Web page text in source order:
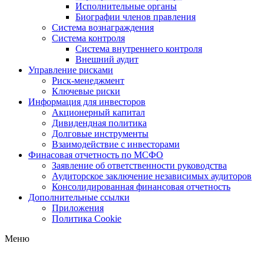
Исполнительные органы
Биографии членов правления
Система вознаграждения
Система контроля
Система внутреннего контроля
Внешний аудит
Управление рисками
Риск-менеджмент
Ключевые риски
Информация для инвесторов
Акционерный капитал
Дивидендная политика
Долговые инструменты
Взаимодействие с инвеcторами
Финасовая отчетность по МСФО
Заявление об ответственности руководства
Аудиторское заключение независимых аудиторов
Консолидированная финансовая отчетность
Дополнительные ссылки
Приложения
Политика Cookie
Меню